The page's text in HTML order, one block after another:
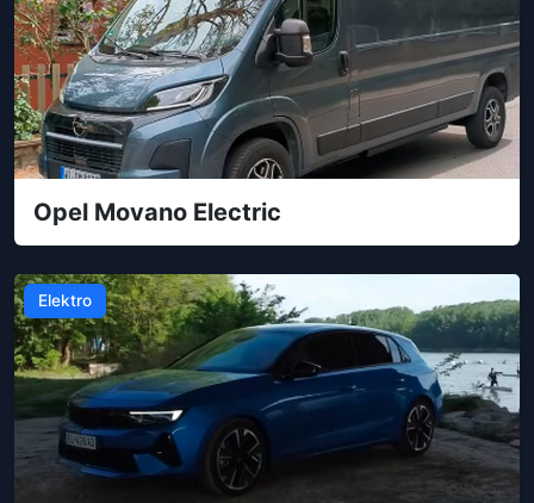
Opel Movano Electric
Elektro